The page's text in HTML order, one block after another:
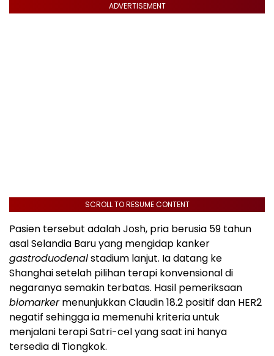
ADVERTISEMENT
SCROLL TO RESUME CONTENT
Pasien tersebut adalah Josh, pria berusia 59 tahun
asal Selandia Baru yang mengidap kanker
gastroduodenalstadium lanjut. Ia datang ke
Shanghai setelah pilihan terapi konvensional di
negaranya semakin terbatas. Hasil pemeriksaan
biomarkermenunjukkan Claudin 18.2 positif dan HER2
negatif sehingga ia memenuhi kriteria untuk
menjalani terapi Satri-cel yang saat ini hanya
tersedia di Tiongkok.